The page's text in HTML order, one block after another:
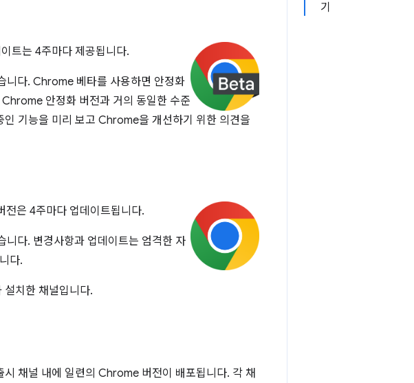
기
트는 4주마다 제공됩니다.
니다. Chrome 베타를 사용하면 안정화
안정화 버전과 거의 동일한 수준
기능을 미리 보고 Chrome을 개선하기 위한 의견을
은 4주마다 업데이트됩니다.
니다. 변경사항과 업데이트는 엄격한 자
다.
설치한 채널입니다.
채널 내에 일련의 Chrome 버전이 배포됩니다. 각 채